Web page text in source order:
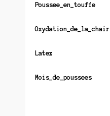
Poussee_en_touffe
Oxydation_de_la_chair
Latex
Mois_de_poussees